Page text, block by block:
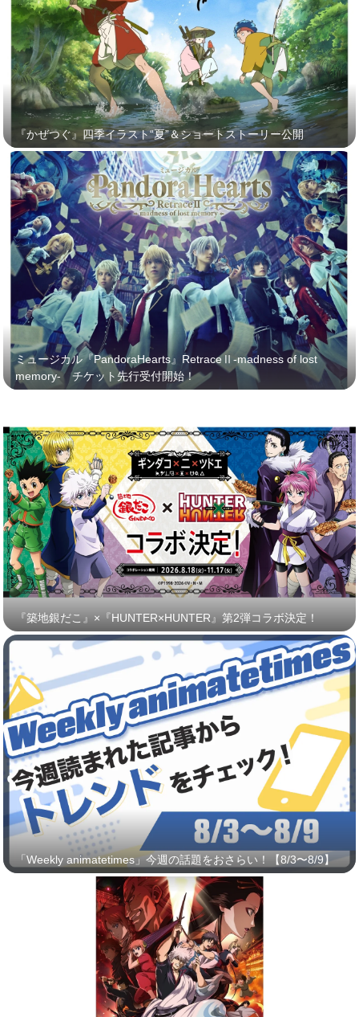
『かぜつぐ』四季イラスト“夏”＆ショートストーリー公開
ミュージカル『PandoraHearts』RetraceⅡ-madness of lost
memory- チケット先行受付開始！
『築地銀だこ』×『HUNTER×HUNTER』第2弾コラボ決定！
「Weekly animatetimes」今週の話題をおさらい！【8/3〜8/9】